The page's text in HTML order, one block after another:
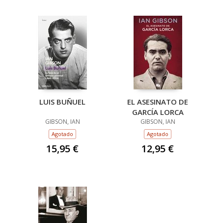
LUIS BUÑUEL
GIBSON, IAN
Agotado
15,95 €
EL ASESINATO DE
GARCÍA LORCA
GIBSON, IAN
Agotado
12,95 €